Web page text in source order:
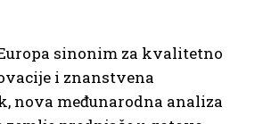
sinonim za kvalitetno
i znanstvena
nova međunarodna analiza